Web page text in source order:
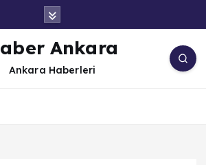
Haber Ankara
Ankara Haberleri